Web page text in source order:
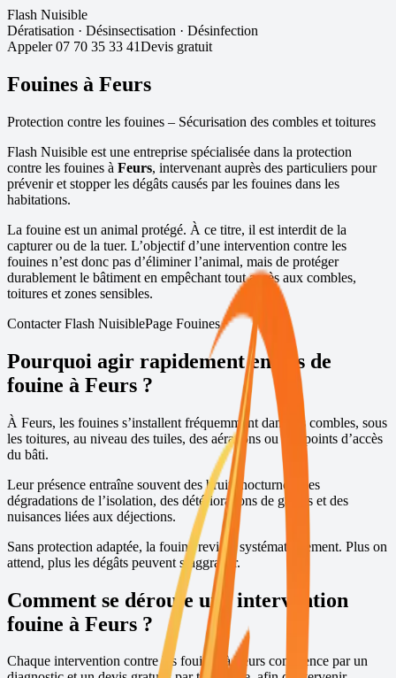
Flash Nuisible
Dératisation · Désinsectisation · Désinfection
Appeler 07 70 35 33 41Devis gratuit
Fouines à Feurs
Protection contre les fouines – Sécurisation des combles et toitures
Flash Nuisible est une entreprise spécialisée dans la protection
contre les fouines à Feurs, intervenant auprès des particuliers pour
prévenir et stopper les dégâts causés par les fouines dans les
habitations.
La fouine est un animal protégé. À ce titre, il est interdit de la
capturer ou de la tuer. L’objectif d’une intervention contre les
fouines n’est donc pas d’éliminer l’animal, mais de protéger
durablement le bâtiment en empêchant tout accès aux combles,
toitures et zones sensibles.
Contacter Flash NuisiblePage Fouines
Pourquoi agir rapidement en cas de
fouine à Feurs ?
À Feurs, les fouines s’installent fréquemment dans les combles, sous
les toitures, au niveau des tuiles, des aérations ou des points d’accès
du bâti.
Leur présence entraîne souvent des bruits nocturnes, des
dégradations de l’isolation, des détériorations de gaines et des
nuisances liées aux déjections.
Sans protection adaptée, la fouine revient systématiquement. Plus on
attend, plus les dégâts peuvent s’aggraver.
Comment se déroule une intervention
fouine à Feurs ?
Chaque intervention contre les fouines àFeurs commence par un